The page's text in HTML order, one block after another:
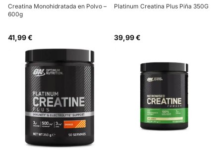
Creatina Monohidratada en Polvo –
600g
41,99 €
Platinum Creatina Plus Piña 350G
39,99 €